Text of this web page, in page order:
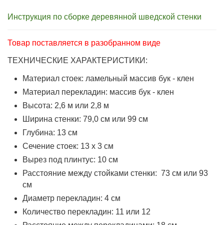
Инструкция по сборке деревянной шведской стенки
Товар поставляется в разобранном виде
ТЕХНИЧЕСКИЕ ХАРАКТЕРИСТИКИ:
Материал стоек: ламельный массив бук - клен
Материал перекладин: массив бук - клен
Высота: 2,6 м или 2,8 м
Ширина стенки: 79,0 см или 99 см
Глубина: 13 см
Сечение стоек: 13 x 3 см
Вырез под плинтус: 10 см
Расстояние между стойками стенки: 73 см или 93
см
Диаметр перекладин: 4 см
Количество перекладин: 11 или 12